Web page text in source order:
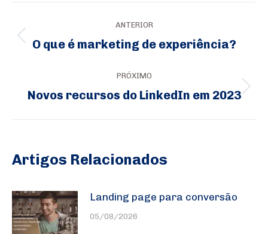
de
ANTERIOR
Post
O que é marketing de experiência?
PRÓXIMO
Próximo
Novos recursos do LinkedIn em 2023
Artigos Relacionados
Landing page para conversão
05/08/2026